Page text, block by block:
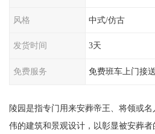
风格 中式/仿古
发货时间 3天
免费服务 免费班车上门接送
陵园是指专门用来安葬帝王、将领或
伟的建筑和景观设计，以彰显被安葬